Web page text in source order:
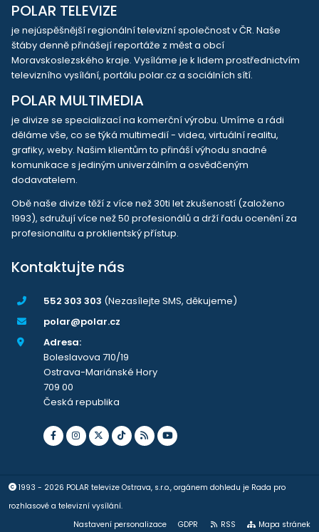
POLAR TELEVIZE
je nejúspěšnější regionální televizní společnost v ČR. Naše
štáby denně přinášejí reportáže z měst a obcí
Moravskoslezského kraje. Vysíláme je k lidem prostřednictvím
televizního vysílání, portálu polar.cz a sociálních sítí.
POLAR MULTIMEDIA
je divize se specializací na komerční výrobu. Umíme a rádi
děláme vše, co se týká multimedií - videa, virtuální realitu,
grafiky, weby. Našim klientům to přináší výhodu snadné
komunikace s jediným univerzálním a osvědčeným
dodavatelem.
Obě naše divize těží z více než 30ti let zkušeností (založeno
1993), sdružují více než 50 profesionálů a drží řadu ocenění za
profesionalitu a proklientský přístup.
Kontaktujte nás
552 303 303 (Nezasílejte SMS, děkujeme)
polar@polar.cz
Adresa:
Boleslavova 710/19
Ostrava-Mariánské Hory
709 00
Česká republika
1993 - 2026 POLAR televize Ostrava, s.r.o., orgánem dohledu je Rada pro
rozhlasové a televizní vysílání.
Nastavení personalizace
GDPR RSS Mapa stránek